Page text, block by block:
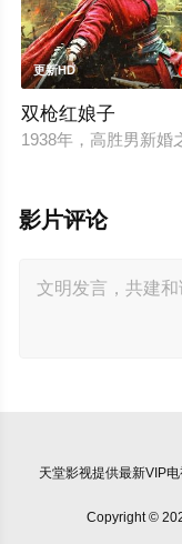
更新HD
双枪红娘子
1938年，高胜男新婚
影片评论
天堂影视提供最新VIP
Copyright ©